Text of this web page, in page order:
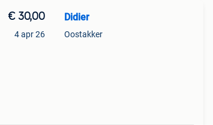
€ 30,00
4 apr 26
Didier
Oostakker